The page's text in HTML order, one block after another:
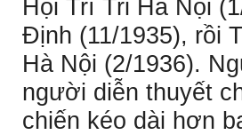
Hội Trí Tri Hà Nội
Ðịnh (11/1935), rồi
Hà Nội (2/1936).
người diễn thuyết
chiến kéo dài hơn